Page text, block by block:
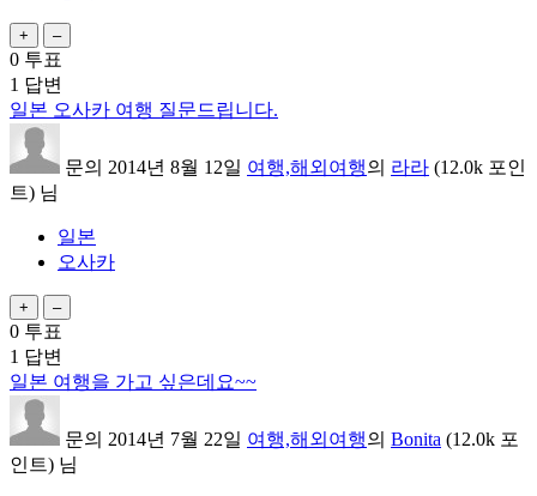
0 투표
1 답변
일본 오사카 여행 질문드립니다.
문의 2014년 8월 12일 여행,해외여행의 라라 (12.0k 포인
트) 님
일본
오사카
0 투표
1 답변
일본 여행을 가고 싶은데요~~
문의 2014년 7월 22일 여행,해외여행의 Bonita (12.0k 포
인트) 님